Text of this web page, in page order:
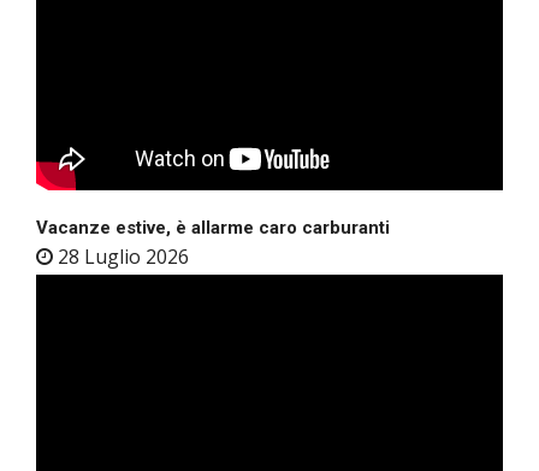
Vacanze estive, è allarme caro carburanti
28 Luglio 2026